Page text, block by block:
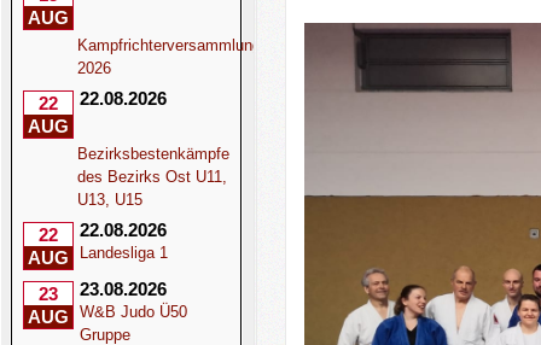
AUG
Kampfrichterversammlung
2026
22
AUG
22.08.2026
Bezirksbestenkämpfe
des Bezirks Ost U11,
U13, U15
22
AUG
22.08.2026
Landesliga 1
23
AUG
23.08.2026
W&B Judo Ü50
Gruppe